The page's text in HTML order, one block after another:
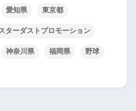
愛知県 東京都
ターダストプロモーション
神奈川県 福岡県 野球